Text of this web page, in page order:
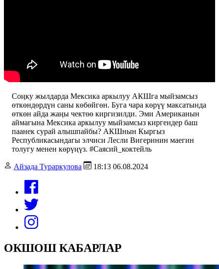
Соңку жылдарда Мексика аркылуу АКШга мыйзамсыз
өткөндөрдүн саны көбөйгөн. Буга чара көрүү максатында
өткөн айда жаңы чектөө киргизилди. Эми Американын
аймагына Мексика аркылуу мыйзамсыз киргендер баш
паанек сурай алышпайбы? АКШнын Кыргыз
Республикасындагы элчиси Лесли Вигеринин маегин
толугу менен көрүңүз. #Саясий_коктейль
Айзада Тураркулова 18:13 06.08.2024
ОКШОШ КАБАРЛАР